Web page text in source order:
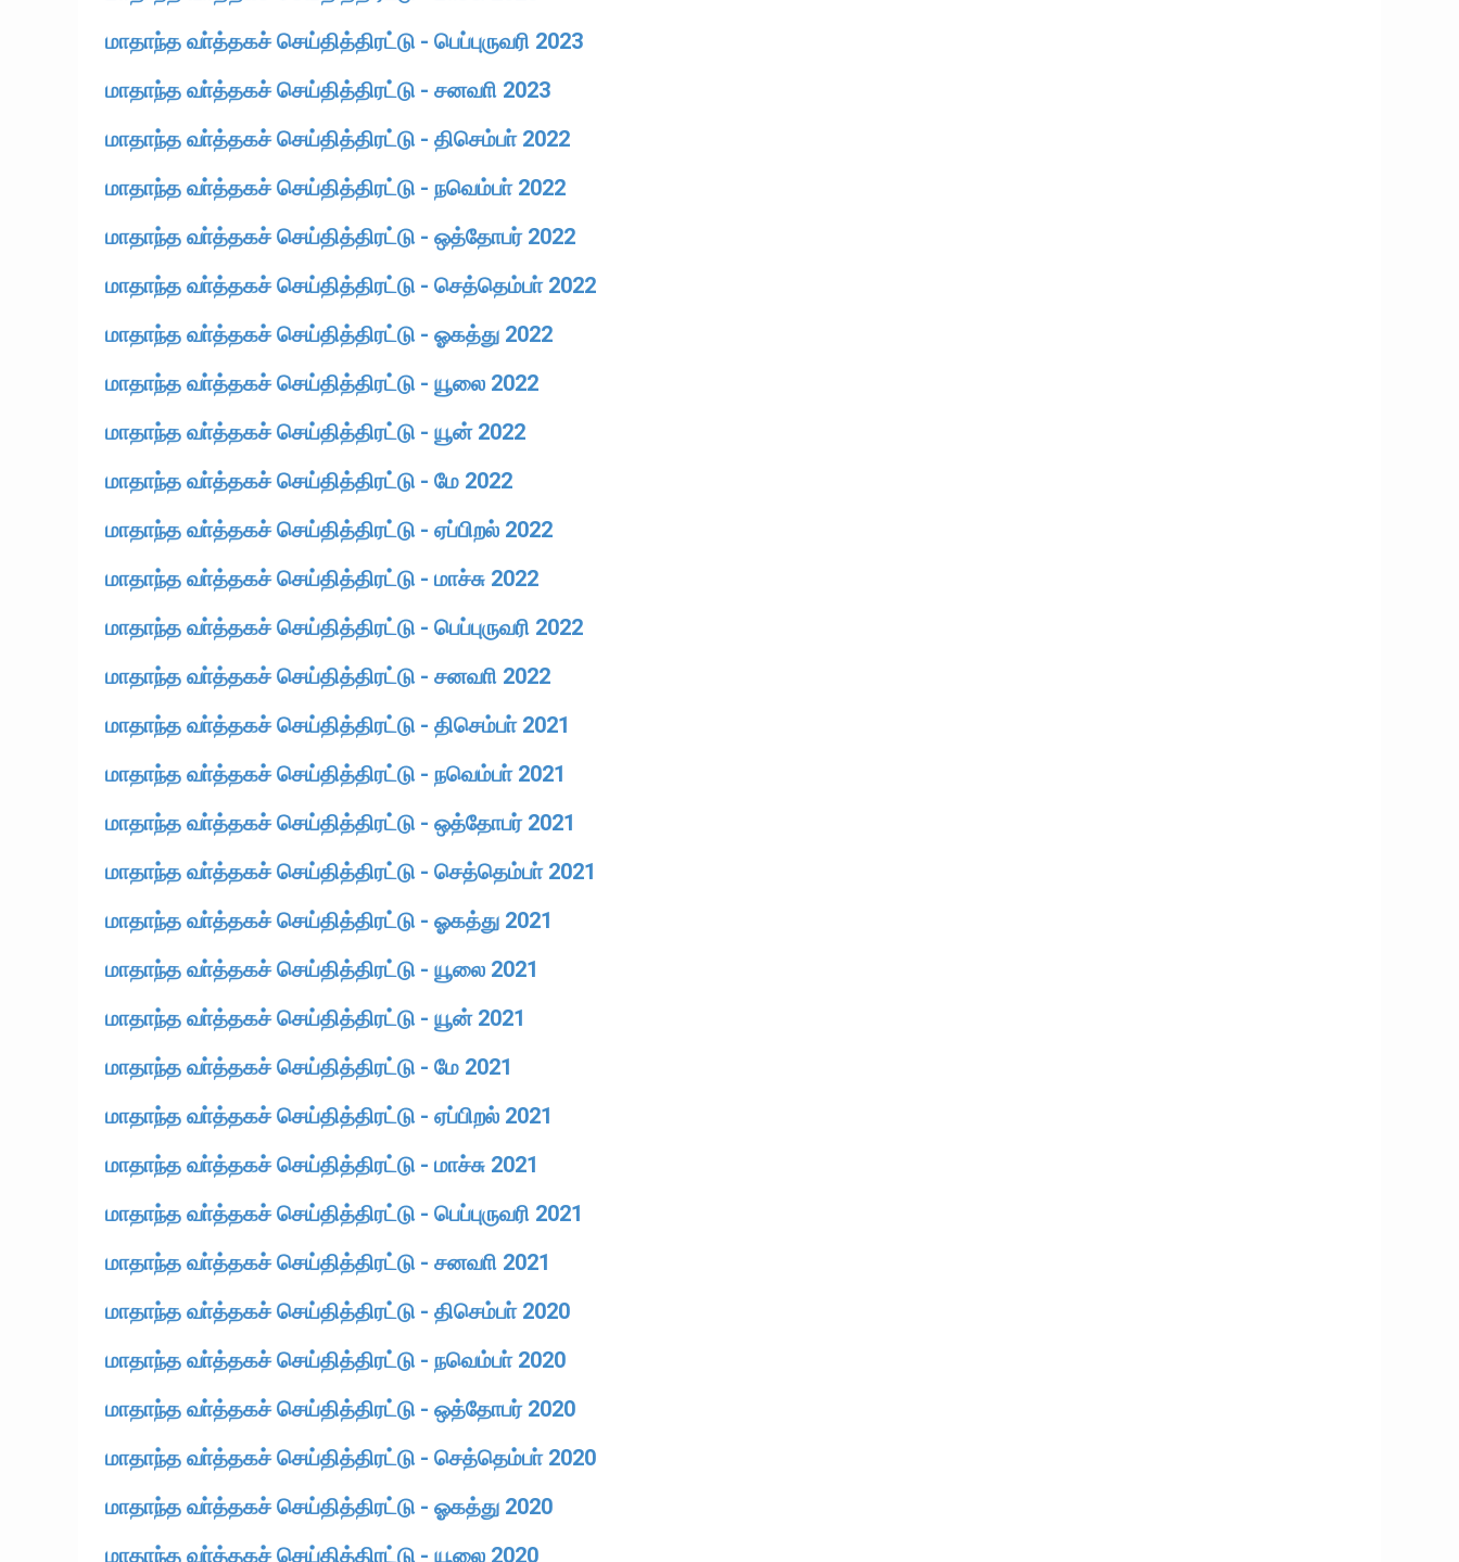
மாதாந்த வா்த்தகச் செய்தித்திரட்டு - பெப்புருவரி 2023
மாதாந்த வா்த்தகச் செய்தித்திரட்டு - சனவாி 2023
மாதாந்த வா்த்தகச் செய்தித்திரட்டு - திசெம்பா் 2022
மாதாந்த வா்த்தகச் செய்தித்திரட்டு - நவெம்பா் 2022
மாதாந்த வா்த்தகச் செய்தித்திரட்டு - ஒத்தோபர் 2022
மாதாந்த வா்த்தகச் செய்தித்திரட்டு - செத்தெம்பா் 2022
மாதாந்த வா்த்தகச் செய்தித்திரட்டு - ஓகத்து 2022
மாதாந்த வா்த்தகச் செய்தித்திரட்டு - யூலை 2022
மாதாந்த வா்த்தகச் செய்தித்திரட்டு - யூன் 2022
மாதாந்த வா்த்தகச் செய்தித்திரட்டு - மே 2022
மாதாந்த வா்த்தகச் செய்தித்திரட்டு - ஏப்பிறல் 2022
மாதாந்த வா்த்தகச் செய்தித்திரட்டு - மாச்சு 2022
மாதாந்த வா்த்தகச் செய்தித்திரட்டு - பெப்புருவரி 2022
மாதாந்த வா்த்தகச் செய்தித்திரட்டு - சனவாி 2022
மாதாந்த வா்த்தகச் செய்தித்திரட்டு - திசெம்பா் 2021
மாதாந்த வா்த்தகச் செய்தித்திரட்டு - நவெம்பா் 2021
மாதாந்த வா்த்தகச் செய்தித்திரட்டு - ஒத்தோபர் 2021
மாதாந்த வா்த்தகச் செய்தித்திரட்டு - செத்தெம்பா் 2021
மாதாந்த வா்த்தகச் செய்தித்திரட்டு - ஓகத்து 2021
மாதாந்த வா்த்தகச் செய்தித்திரட்டு - யூலை 2021
மாதாந்த வா்த்தகச் செய்தித்திரட்டு - யூன் 2021
மாதாந்த வா்த்தகச் செய்தித்திரட்டு - மே 2021
மாதாந்த வா்த்தகச் செய்தித்திரட்டு - ஏப்பிறல் 2021
மாதாந்த வா்த்தகச் செய்தித்திரட்டு - மாச்சு 2021
மாதாந்த வா்த்தகச் செய்தித்திரட்டு - பெப்புருவரி 2021
மாதாந்த வா்த்தகச் செய்தித்திரட்டு - சனவாி 2021
மாதாந்த வா்த்தகச் செய்தித்திரட்டு - திசெம்பா் 2020
மாதாந்த வா்த்தகச் செய்தித்திரட்டு - நவெம்பா் 2020
மாதாந்த வா்த்தகச் செய்தித்திரட்டு - ஒத்தோபர் 2020
மாதாந்த வா்த்தகச் செய்தித்திரட்டு - செத்தெம்பா் 2020
மாதாந்த வா்த்தகச் செய்தித்திரட்டு - ஓகத்து 2020
மாதாந்த வா்த்தகச் செய்தித்திரட்டு - யூலை 2020